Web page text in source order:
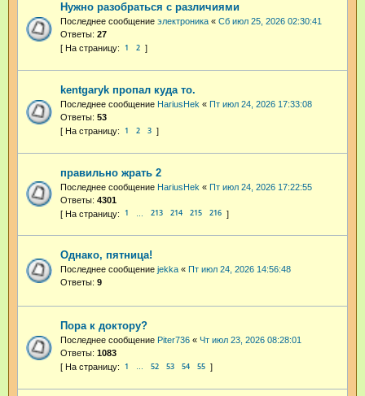
Нужно разобраться с различиями
Последнее сообщение электроника « Сб июл 25, 2026 02:30:41
Ответы: 27
1 2
kentgaryk пропал куда то.
Последнее сообщение HariusHek « Пт июл 24, 2026 17:33:08
Ответы: 53
1 2 3
правильно жрать 2
Последнее сообщение HariusHek « Пт июл 24, 2026 17:22:55
Ответы: 4301
1 213 214 215 216
Однако, пятница!
Последнее сообщение jekka « Пт июл 24, 2026 14:56:48
Ответы: 9
Пора к доктору?
Последнее сообщение Piter736 « Чт июл 23, 2026 08:28:01
Ответы: 1083
1 … 52 53 54 55